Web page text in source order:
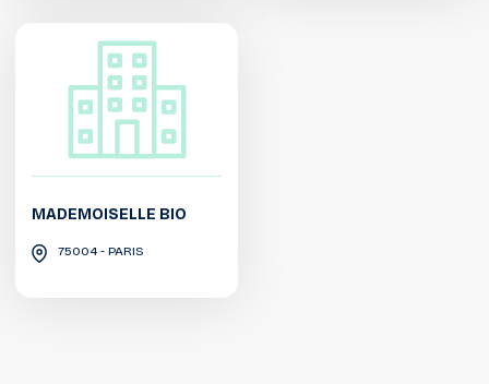
MADEMOISELLE BIO
75004 - PARIS